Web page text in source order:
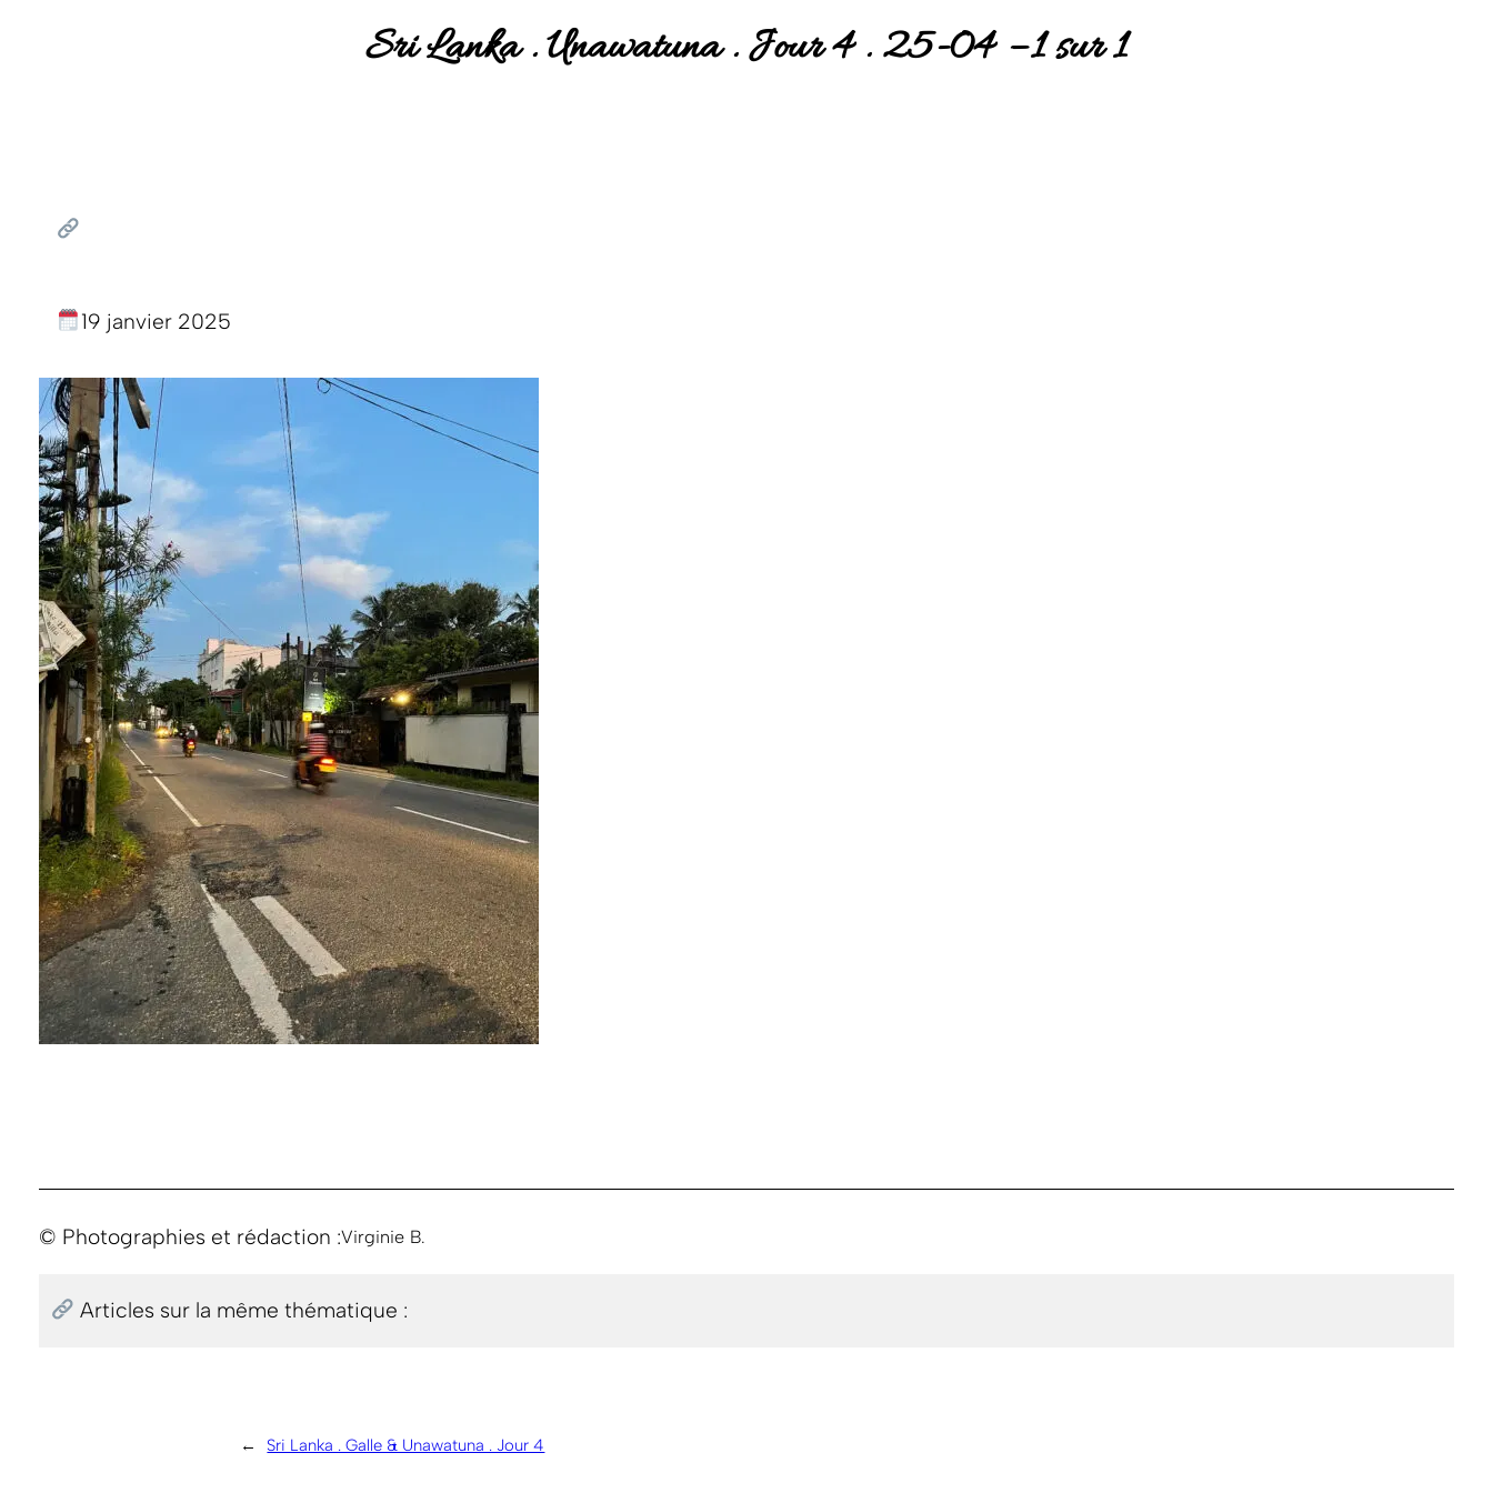
Sri Lanka . Unawatuna . Jour 4 . 25-04 – 1 sur 1
19 janvier 2025
© Photographies et rédaction :Virginie B.
Articles sur la même thématique :
← Sri Lanka . Galle & Unawatuna . Jour 4